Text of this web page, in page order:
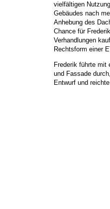
vielfältigen
Gebäudes nach
Anhebung des
Chance für
Verhandlungen
Rechtsform einer
Frederik führte mit
und Fassade
Entwurf und